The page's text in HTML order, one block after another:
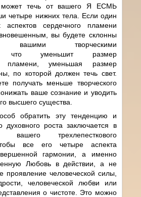
может течь от вашего Я ЕСМЬ
четыре нижних тела. Если один
сердечного пламени
вы будете склонны
вашими творческими
что уменьшит размер
пламени, уменьшая размер
по которой должен течь свет.
получать меньше творческого
ваше сознание и уводить
высшего существа.
обратить эту тенденцию и
духовного роста заключается в
вашего трехлепесткового
все его четыре аспекта
гармонии, а именно
Любовь в действии, а не
проявление человеческой силы,
человеческой любви или
о чистоте. Это можно